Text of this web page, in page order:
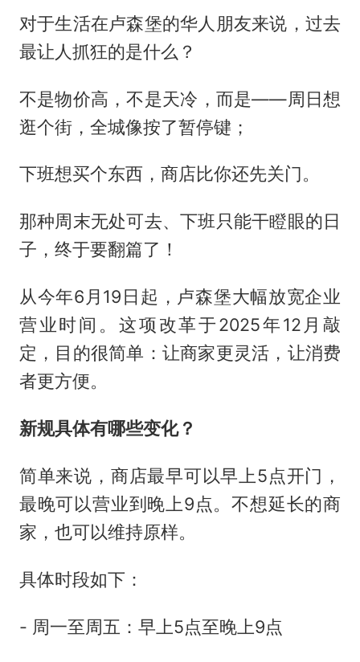
对于生活在卢森堡的华人朋友来说，过去
最让人抓狂的是什么？
不是物价高，不是天冷，而是——周日想
逛个街，全城像按了暂停键；
下班想买个东西，商店比你还先关门。
那种周末无处可去、下班只能干瞪眼的日
子，终于要翻篇了！
从今年6月19日起，卢森堡大幅放宽企业
营业时间。这项改革于2025年12月敲
定，目的很简单：让商家更灵活，让消费
者更方便。
新规具体有哪些变化？
简单来说，商店最早可以早上5点开门，
最晚可以营业到晚上9点。不想延长的商
家，也可以维持原样。
具体时段如下：
- 周一至周五：早上5点至晚上9点